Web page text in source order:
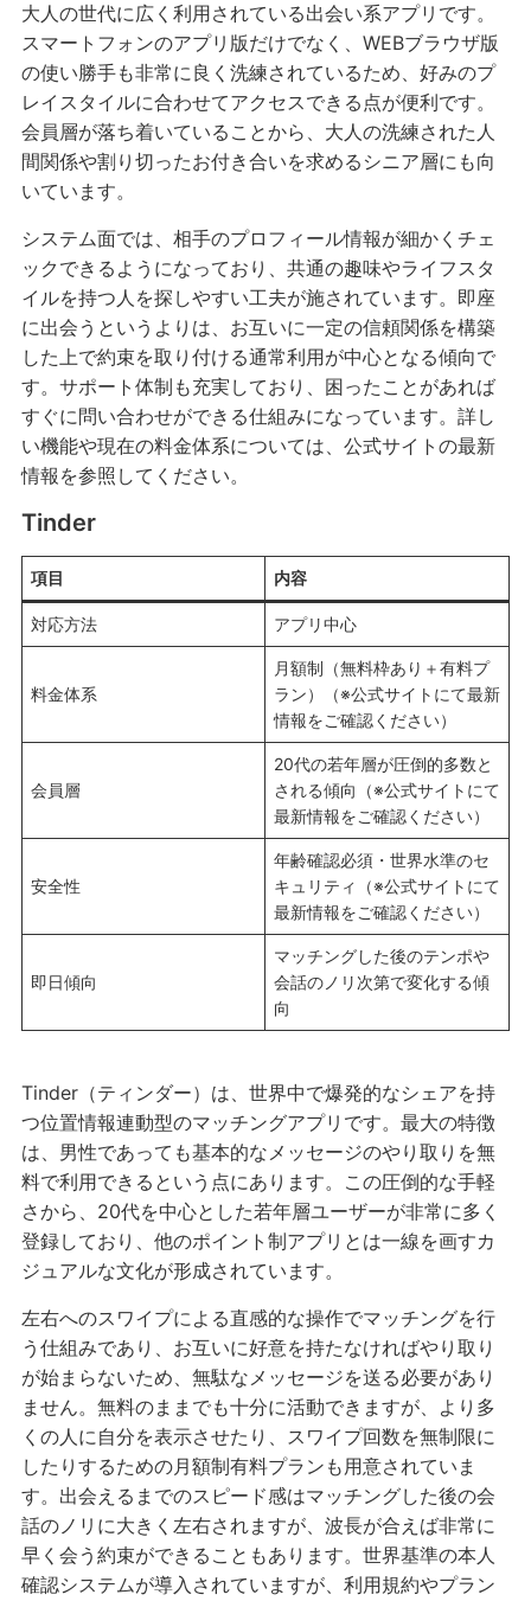
大人の世代に広く利用されている出会い系アプリです。
スマートフォンのアプリ版だけでなく、WEBブラウザ版
の使い勝手も非常に良く洗練されているため、好みのプ
レイスタイルに合わせてアクセスできる点が便利です。
会員層が落ち着いていることから、大人の洗練された人
間関係や割り切ったお付き合いを求めるシニア層にも向
いています。
システム面では、相手のプロフィール情報が細かくチェ
ックできるようになっており、共通の趣味やライフスタ
イルを持つ人を探しやすい工夫が施されています。即座
に出会うというよりは、お互いに一定の信頼関係を構築
した上で約束を取り付ける通常利用が中心となる傾向で
す。サポート体制も充実しており、困ったことがあれば
すぐに問い合わせができる仕組みになっています。詳し
い機能や現在の料金体系については、公式サイトの最新
情報を参照してください。
Tinder
項目 内容
対応方法 アプリ中心
料金体系
月額制（無料枠あり＋有料プ
ラン）（※公式サイトにて最新
情報をご確認ください）
会員層
20代の若年層が圧倒的多数と
される傾向（※公式サイトにて
最新情報をご確認ください）
安全性
年齢確認必須・世界水準のセ
キュリティ（※公式サイトにて
最新情報をご確認ください）
即日傾向
マッチングした後のテンポや
会話のノリ次第で変化する傾
向
Tinder（ティンダー）は、世界中で爆発的なシェアを持
つ位置情報連動型のマッチングアプリです。最大の特徴
は、男性であっても基本的なメッセージのやり取りを無
料で利用できるという点にあります。この圧倒的な手軽
さから、20代を中心とした若年層ユーザーが非常に多く
登録しており、他のポイント制アプリとは一線を画すカ
ジュアルな文化が形成されています。
左右へのスワイプによる直感的な操作でマッチングを行
う仕組みであり、お互いに好意を持たなければやり取り
が始まらないため、無駄なメッセージを送る必要があり
ません。無料のままでも十分に活動できますが、より多
くの人に自分を表示させたり、スワイプ回数を無制限に
したりするための月額制有料プランも用意されていま
す。出会えるまでのスピード感はマッチングした後の会
話のノリに大きく左右されますが、波長が合えば非常に
早く会う約束ができることもあります。世界基準の本人
確認システムが導入されていますが、利用規約やプラン